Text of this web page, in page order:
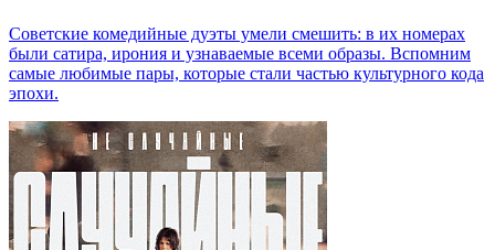
Советские комедийные дуэты умели смешить: в их номерах
были сатира, ирония и узнаваемые всеми образы. Вспомним
самые любимые пары, которые стали частью культурного кода
эпохи.